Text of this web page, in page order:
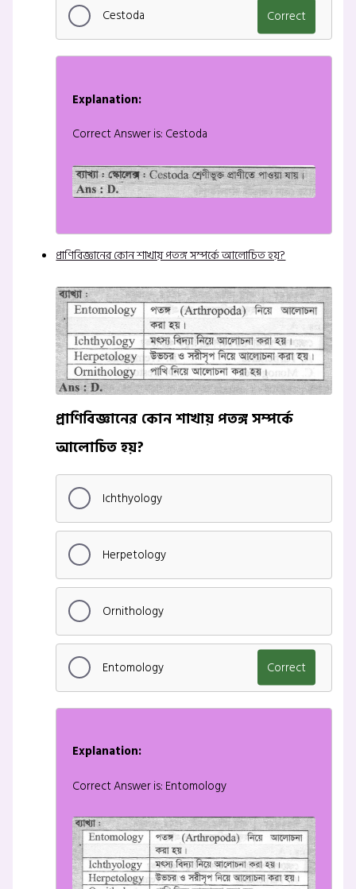
Cestoda Correct
Explanation:
Correct Answer is: Cestoda
প্রাণিবিজ্ঞানের কোন শাখায় পতঙ্গ সম্পর্কে আলোচিত হয়?
প্রাণিবিজ্ঞানের কোন শাখায় পতঙ্গ সম্পর্কে
আলোচিত হয়?
Ichthyology
Herpetology
Ornithology
Entomology Correct
Explanation:
Correct Answer is: Entomology